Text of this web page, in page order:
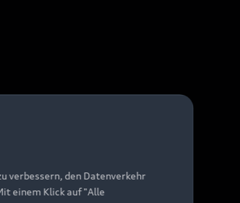
verbessern, den Datenverkehr
einem Klick auf "Alle